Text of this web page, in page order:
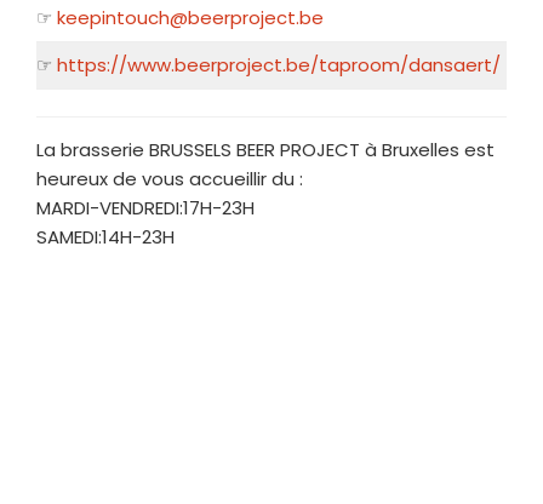
☞ keepintouch@beerproject.be
☞ https://www.beerproject.be/taproom/dansaert/
La brasserie BRUSSELS BEER PROJECT à Bruxelles est
heureux de vous accueillir du :
MARDI-VENDREDI:17H-23H
SAMEDI:14H-23H